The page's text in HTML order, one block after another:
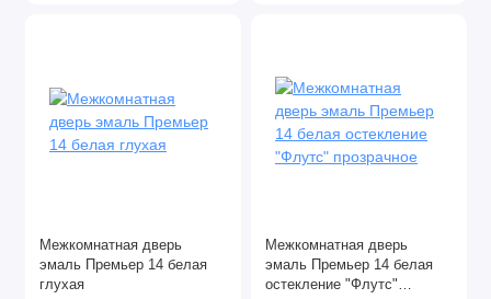
Межкомнатная дверь
эмаль Премьер 14 белая
глухая
Межкомнатная дверь
эмаль Премьер 14 белая
остекление "Флутс"